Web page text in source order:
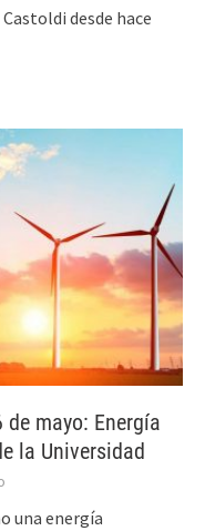
desde hace
mayo: Energía
la Universidad
una energía